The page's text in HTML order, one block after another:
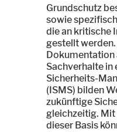
Grundschutz
sowie
die an kritische
gestellt
Dokumentation
Sachverhalte
Sicherheits-
(ISMS) bilden
zukünftige
gleichzeitig.
dieser Basis